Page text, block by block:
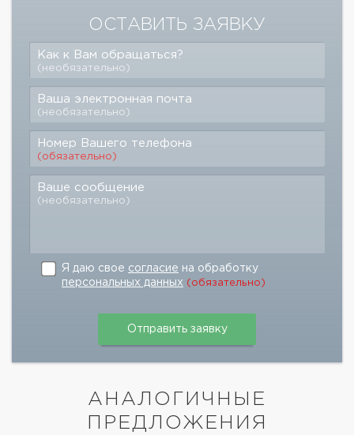
ОСТАВИТЬ ЗАЯВКУ
Как к Вам обращаться?
(необязательно)
Ваша электронная почта
(необязательно)
Номер Вашего телефона
(обязательно)
Ваше сообщение
(необязательно)
Я даю свое согласие на обработку
персональных данных (обязательно)
АНАЛОГИЧНЫЕ
ПРЕДЛОЖЕНИЯ